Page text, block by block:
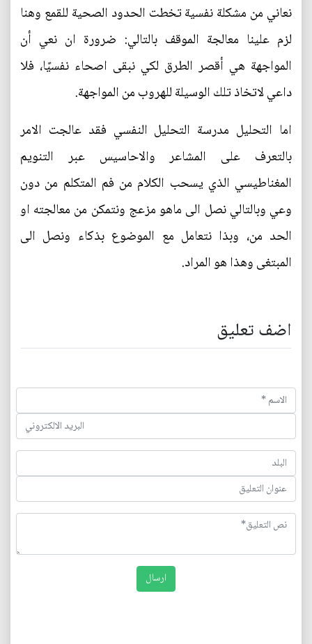
نعاني من مشكلة نفسية تخطت الحدود الصحية للقمع وهنا
لزم علينا معالجة الموقف بالتالي: ضرورة ان نعي أن
المواجهة هي أقصر الطرق لكي نبقى اصحاء نفسيًا، فلا
داعي لاتخاذ تلك الوسيلة للهروب من المواجهة.
اما التحليل مدرسة التحليل النفسي فقد عالجت الامر
بالتعرف على المشاعر والاحاسيس عبر التنويم
المغناطيسي الذي يسحب الكلام من فم المتكلم من دون
وعي وبالتالي نصل الى ماهو مزعج ونتمكن من معالجته او
الحد من، وبذا نتعامل مع الموضوع بذكاء ونصل الى
المبتغى وهذا هو المراد.
اضف تعليق